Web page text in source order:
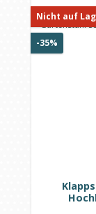
Nicht auf
-35%